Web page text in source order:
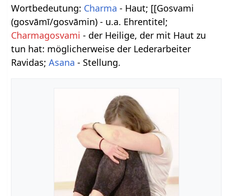
Wortbedeutung: Charma - Haut; [[Gosvami
(gosvāmī/gosvāmin) - u.a. Ehrentitel;
Charmagosvami - der Heilige, der mit Haut zu
tun hat: möglicherweise der Lederarbeiter
Ravidas;Asana - Stellung.